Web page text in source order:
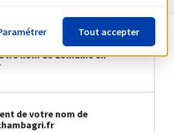
nom de domaine en
de votre nom de
Tout accepter